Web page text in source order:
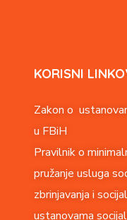
KORISNI
Zakon o
u FBiH
Pravilnik o
pružanje usluga
zbrinjavanja i
ustanovama